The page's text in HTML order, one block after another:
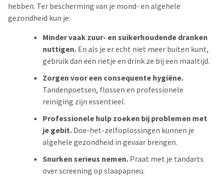
hebben. Ter bescherming van je mond- en algehele
gezondheid kun je:
Minder vaak zuur- en suikerhoudende dranken
nuttigen.En als je er echt niet meer buiten kunt,
gebruik dan een rietje en drink ze bij een maaltijd.
Zorgen voor een consequente hygiëne.
Tandenpoetsen, flossen en professionele
reiniging zijn essentieel.
Professionele hulp zoeken bij problemen met
je gebit.Doe-het-zelfoplossingen kunnen je
algehele gezondheid in gevaar brengen.
Snurken serieus nemen.Praat met je tandarts
over screening op slaapapneu.